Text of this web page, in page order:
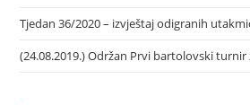
Tjedan 36/2020 – izvještaj odigranih
(24.08.2019.) Održan Prvi bartolovski turnir